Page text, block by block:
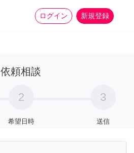
ログイン 新規登録
家事 more_horiz
依頼相談
2
希望日時
3
送信